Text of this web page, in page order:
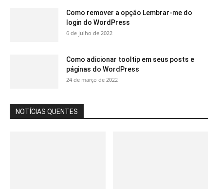
Como remover a opção Lembrar-me do
login do WordPress
6 de julho de 2022
Como adicionar tooltip em seus posts e
páginas do WordPress
24 de março de 2022
NOTÍCIAS QUENTES